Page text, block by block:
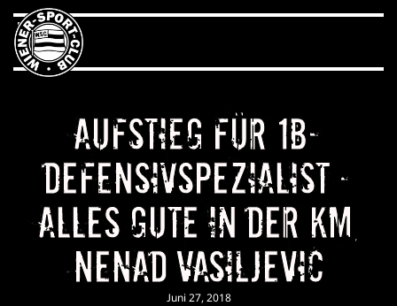
Aufstieg für 1B-
Defensivspezialist –
Alles Gute in der KM,
Nenad Vasiljevic
Juni 27, 2018